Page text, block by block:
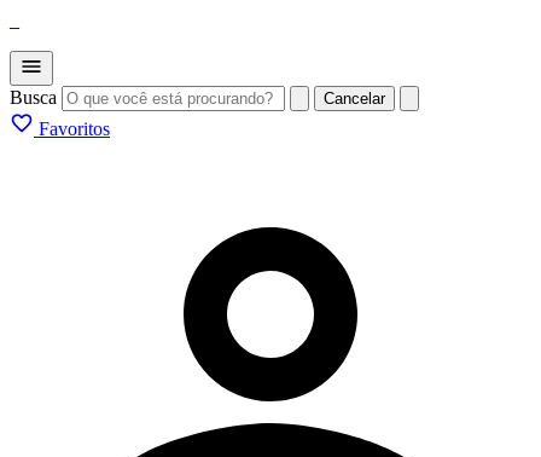
Busca Cancelar
Favoritos